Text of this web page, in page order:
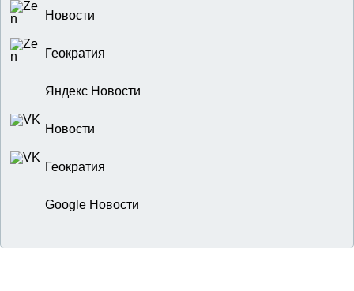
Новости
Геократия
Яндекс Новости
Новости
Геократия
Google Новости